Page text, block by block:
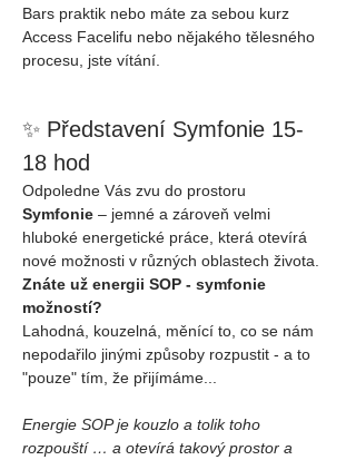
Bars praktik nebo máte za sebou kurz
Access Facelifu nebo nějakého tělesného
procesu, jste vítání.
✨ Představení Symfonie 15-
18 hod
Odpoledne Vás zvu do prostoru
Symfonie – jemné a zároveň velmi
hluboké energetické práce, která otevírá
nové možnosti v různých oblastech života.
Znáte už energii SOP - symfonie
možností?
Lahodná, kouzelná, měnící to, co se nám
nepodařilo jinými způsoby rozpustit - a to
"pouze" tím, že přijímáme...
Energie SOP je kouzlo a tolik toho
rozpouští … a otevírá takový prostor a